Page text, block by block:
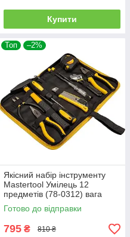
Купити
Топ –2%
Якісний набір інструменту
Mastertool Умілець 12
предметів (78-0312) вага
1.229 кг
Готово до відправки
795 ₴ 810 ₴